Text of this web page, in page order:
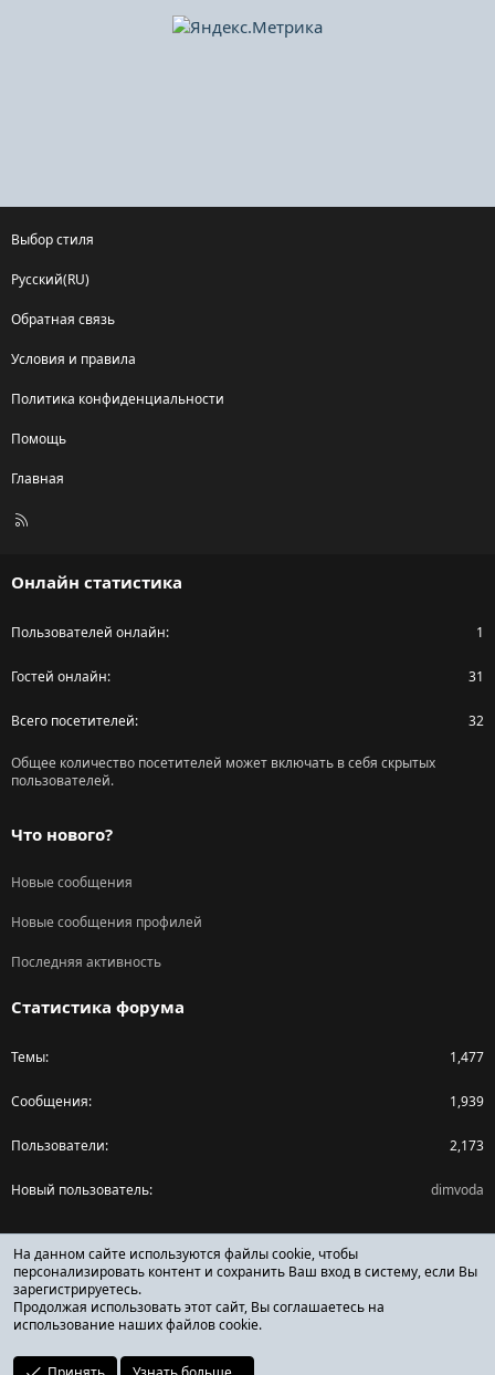
Выбор стиля
Русский(RU)
Обратная связь
Условия и правила
Политика конфиденциальности
Помощь
Главная
R
Онлайн статистика
Пользователей онлайн 1
Гостей онлайн 31
Всего посетителей 32
Общее количество посетителей может включать в себя скрытых
пользователей.
Что нового?
Новые сообщения
Новые сообщения профилей
Последняя активность
Статистика форума
Темы 1,477
Сообщения 1,939
Пользователи 2,173
Новый пользователь dimvoda
Поделиться страницей
Facebook
X (Twitter)
Reddit
На данном сайте используются файлы cookie, чтобы
персонализировать контент и сохранить Ваш вход в систему, если Вы
зарегистрируетесь.
Продолжая использовать этот сайт, Вы соглашаетесь на
использование наших файлов cookie.